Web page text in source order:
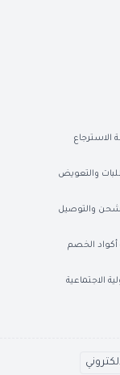
الاسترجاع
والتعويض
والتوصيل
الخصم
الاجتماعية